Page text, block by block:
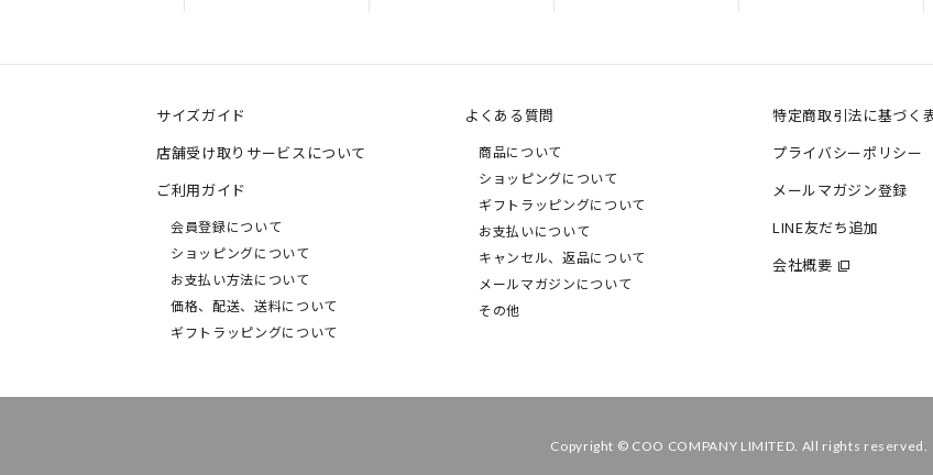
サイズガイド
店舗受け取りサービスについて
ご利用ガイド
会員登録について
ショッピングについて
お支払い方法について
価格、配送、送料について
ギフトラッピングについて
よくある質問
商品について
ショッピングについて
ギフトラッピングについて
お支払いについて
キャンセル、返品について
メールマガジンについて
その他
特定商取引法に基づく
プライバシーポリシー
メールマガジン登録
LINE友だち追加
会社概要
Copyright © COO COMPANY LIMITED. All rights reserved.